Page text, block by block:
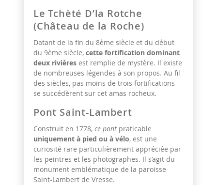
Le Tchèté D’la Rotche
(Château de la Roche)
Datant de la fin du 8ème siècle et du début
du 9ème siècle, cette fortification dominant
deux rivières est remplie de mystère. Il existe
de nombreuses légendes à son propos. Au fil
des siècles, pas moins de trois fortifications
se succédèrent sur cet amas rocheux.
Pont Saint-Lambert
Construit en 1778, ce pont praticable
uniquement à pied ou à vélo, est une
curiosité rare particulièrement appréciée par
les peintres et les photographes. Il s’agit du
monument emblématique de la paroisse
Saint-Lambert de Vresse.